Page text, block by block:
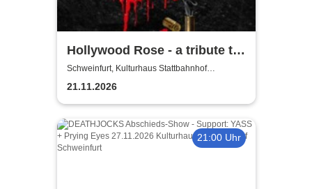
Hollywood Rose - a tribute to
Guns N' Roses
Schweinfurt, Kulturhaus Stattbahnhof
Schweinfurt
21.11.2026
21:00 Uhr